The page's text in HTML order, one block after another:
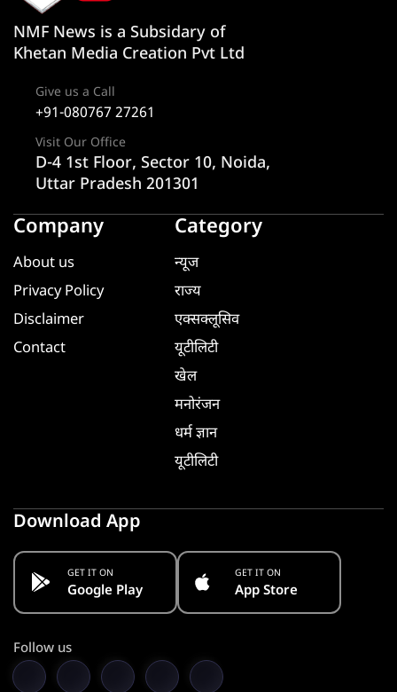
NMF News is a Subsidary of
Khetan Media Creation Pvt Ltd
Give us a Call
+91-080767 27261
Visit Our Office
D-4 1st Floor, Sector 10, Noida,
Uttar Pradesh 201301
Company
About us
Privacy Policy
Disclaimer
Contact
Category
न्यूज
राज्य
एक्सक्लूसिव
यूटीलिटी
खेल
मनोरंजन
धर्म ज्ञान
यूटीलिटी
Download App
GET IT ON
Google Play
GET IT ON
App Store
Follow us